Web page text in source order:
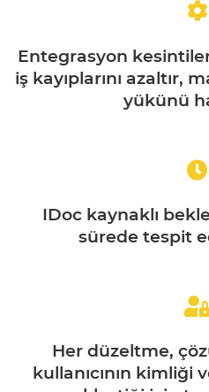
Entegrasyon
iş kayıplarını azaltır,
yükünü
IDoc kaynaklı
sürede tespit
Her düzeltme,
kullanıcının kimliği